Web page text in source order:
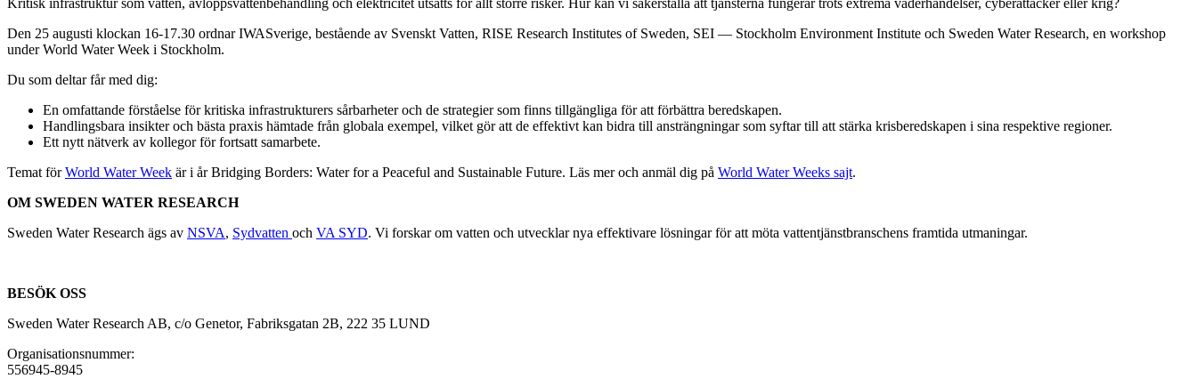
Den 25 augusti klockan 16-17.30 ordnar IWASverige, bestående av Svenskt Vatten, RISE Research Institutes of Sweden, SEI — Stockholm Environment Institute och Sweden Water Research, en workshop
under World Water Week i Stockholm.
Du som deltar får med dig:
En omfattande förståelse för kritiska infrastrukturers sårbarheter och de strategier som finns tillgängliga för att förbättra beredskapen.
Handlingsbara insikter och bästa praxis hämtade från globala exempel, vilket gör att de effektivt kan bidra till ansträngningar som syftar till att stärka krisberedskapen i sina respektive regioner.
Ett nytt nätverk av kollegor för fortsatt samarbete.
Temat förWorld Water Week är i år Bridging Borders: Water for a Peaceful and Sustainable Future. Läs mer och anmäl dig på World Water Weeks sajt.
OM SWEDEN WATER RESEARCH
Sweden Water Research ägs av NSVA, Sydvatten och VA SYD. Vi forskar om vatten och utvecklar nya effektivare lösningar för att möta vattentjänstbranschens framtida utmaningar.
BESÖK OSS
Sweden Water Research AB, c/o Genetor, Fabriksgatan 2B, 222 35 LUND
Organisationsnummer:
556945-8945